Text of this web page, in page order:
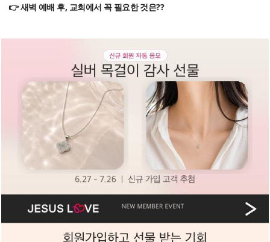
👉 새벽 예배 후, 교회에서 꼭 필요한 것은??